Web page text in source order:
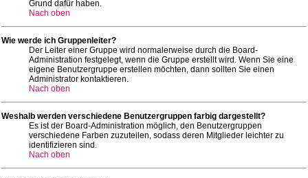
Grund dafür haben.
Nach oben
Wie werde ich Gruppenleiter?
Der Leiter einer Gruppe wird normalerweise durch die Board-
Administration festgelegt, wenn die Gruppe erstellt wird. Wenn Sie eine
eigene Benutzergruppe erstellen möchten, dann sollten Sie einen
Administrator kontaktieren.
Nach oben
Weshalb werden verschiedene Benutzergruppen farbig dargestellt?
Es ist der Board-Administration möglich, den Benutzergruppen
verschiedene Farben zuzuteilen, sodass deren Mitglieder leichter zu
identifizieren sind.
Nach oben